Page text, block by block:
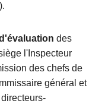
des
l'Inspecteur
des chefs de
général et